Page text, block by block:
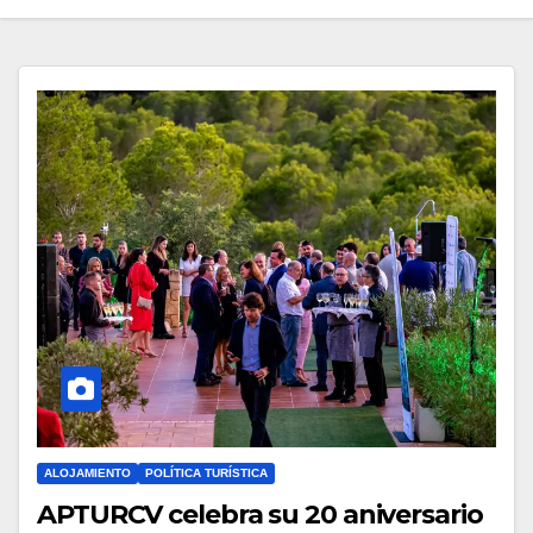
ALOJAMIENTO POLÍTICA TURÍSTICA
APTURCV celebra su 20 aniversario